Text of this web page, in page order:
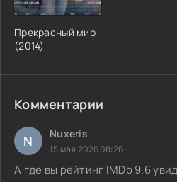
Прекрасный мир
(2014)
Комментарии
N Nuxeris
15 мая 2026 08:26
А где вы рейтинг IMDb 9.6